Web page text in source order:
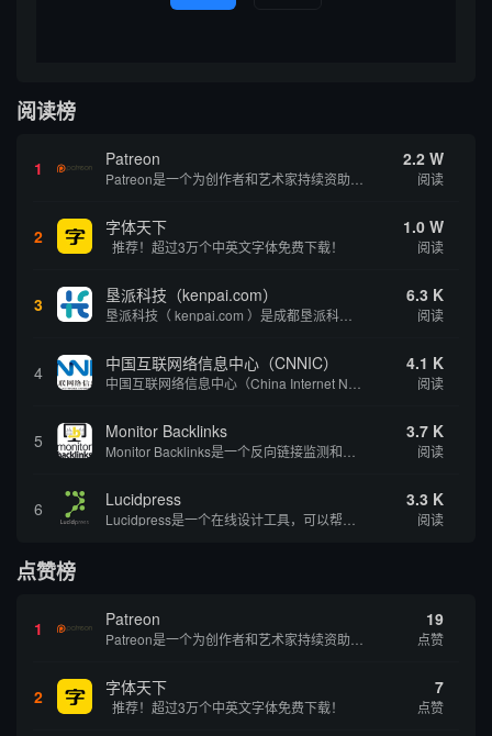
阅读榜
1 Patreon 2.2 W
阅读
2 字体天下
推荐！超过3万个中英文字体免费下载！
1.0 W
阅读
3 垦派科技（kenpai.com） 6.3 K
阅读
4 中国互联网络信息中心（CNNIC） 4.1 K
阅读
5 Monitor Backlinks 3.7 K
阅读
6 Lucidpress 3.3 K
阅读
点赞榜
1 Patreon 19
点赞
2 字体天下
推荐！超过3万个中英文字体免费下载！
7
点赞